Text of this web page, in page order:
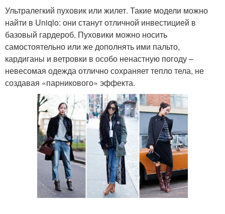
Ультралегкий пуховик или жилет. Такие модели можно
найти в Uniqlo: они станут отличной инвестицией в
базовый гардероб. Пуховики можно носить
самостоятельно или же дополнять ими пальто,
кардиганы и ветровки в особо ненастную погоду –
невесомая одежда отлично сохраняет тепло тела, не
создавая «парникового» эффекта.